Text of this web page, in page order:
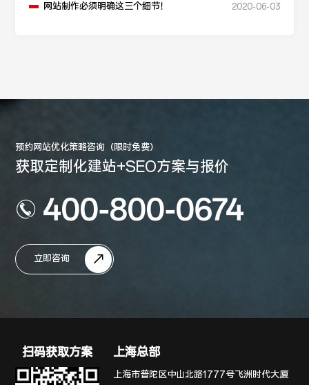
网站制作必须明确这三个细节！ 2020-06-03
预约网站优化策略咨询（限时免费）
获取定制化建站+SEO方案与报价
400-800-0674
立即咨询
扫码获取方案 上海总部
上海市普陀区中山北路1777号飞洲时代大厦